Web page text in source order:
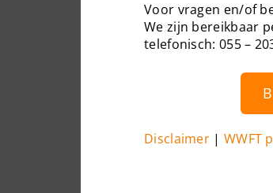
Voor vragen en/of
We zijn bereikbaar
telefonisch: 055 –
Disclaimer | WWFT